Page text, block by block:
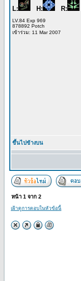
L: H: R:
LV.84 Exp 969
878892 Potch
เข้าร่วม: 11 Mar 2007
ขึ้นไปข้างบน
หน้า 1 จาก 2
เฝ้าดูการตอบในหัวข้อนี้